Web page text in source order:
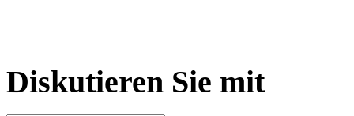
Diskutieren Sie mit